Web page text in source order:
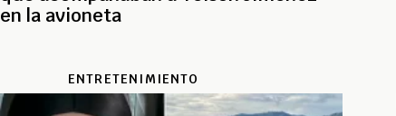
en la avioneta
ENTRETENIMIENTO